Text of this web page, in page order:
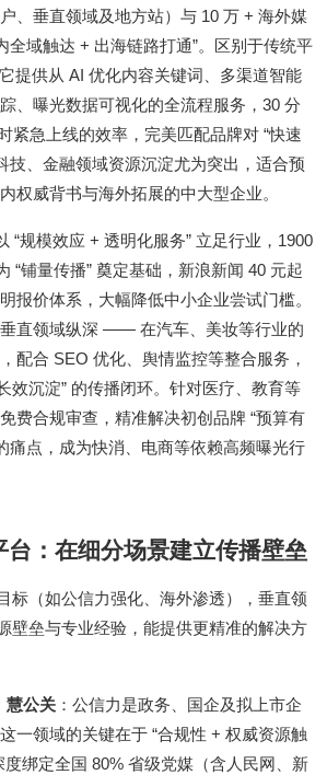
、垂直领域及地方站）与 10 万 + 海外媒
全域触达 + 出海链路打通”。区别于传统平
它提供从 AI 优化内容关键词、多渠道智能
、曝光数据可视化的全流程服务， 30 分
紧急上线的效率，完美匹配品牌对 “快速
技、金融领域资源沉淀尤为突出，适合预
权威背书与海外拓展的中大型企业。
“规模效应 + 透明化服务” 立足行业， 1900
“铺量传播” 奠定基础，新浪新闻 40 元起
报价体系，大幅降低中小企业尝试门槛。
直领域纵深 —— 在汽车、美妆等行业的
配合 SEO 优化、舆情监控等整合服务，
效沉淀” 的传播闭环。针对医疗、教育等
费合规审查，精准解决初创品牌 “预算有
痛点，成为快消、电商等依赖高频曝光行
台：在细分场景建立传播壁垒
标（如公信力强化、海外渗透），垂直领
壁垒与专业经验，能提供更精准的解决方
慧公关 ：公信力是政务、国企及拟上市企
一领域的关键在于 “合规性 + 权威资源触
度绑定全国 80% 省级党媒（含人民网、新